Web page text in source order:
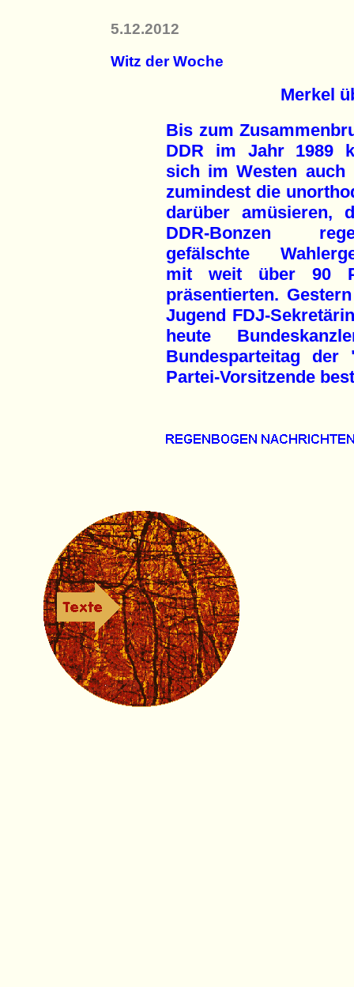
5.12.2012
Witz der Woche
Merkel
Bis zum
DDR im Jahr 1989
sich im Westen auch
zumindest die
darüber amüsieren,
DDR-Bonzen
gefälschte
mit weit über 90
präsentierten.
Jugend FDJ-
heute
Bundesparteitag
Partei-Vorsitzende